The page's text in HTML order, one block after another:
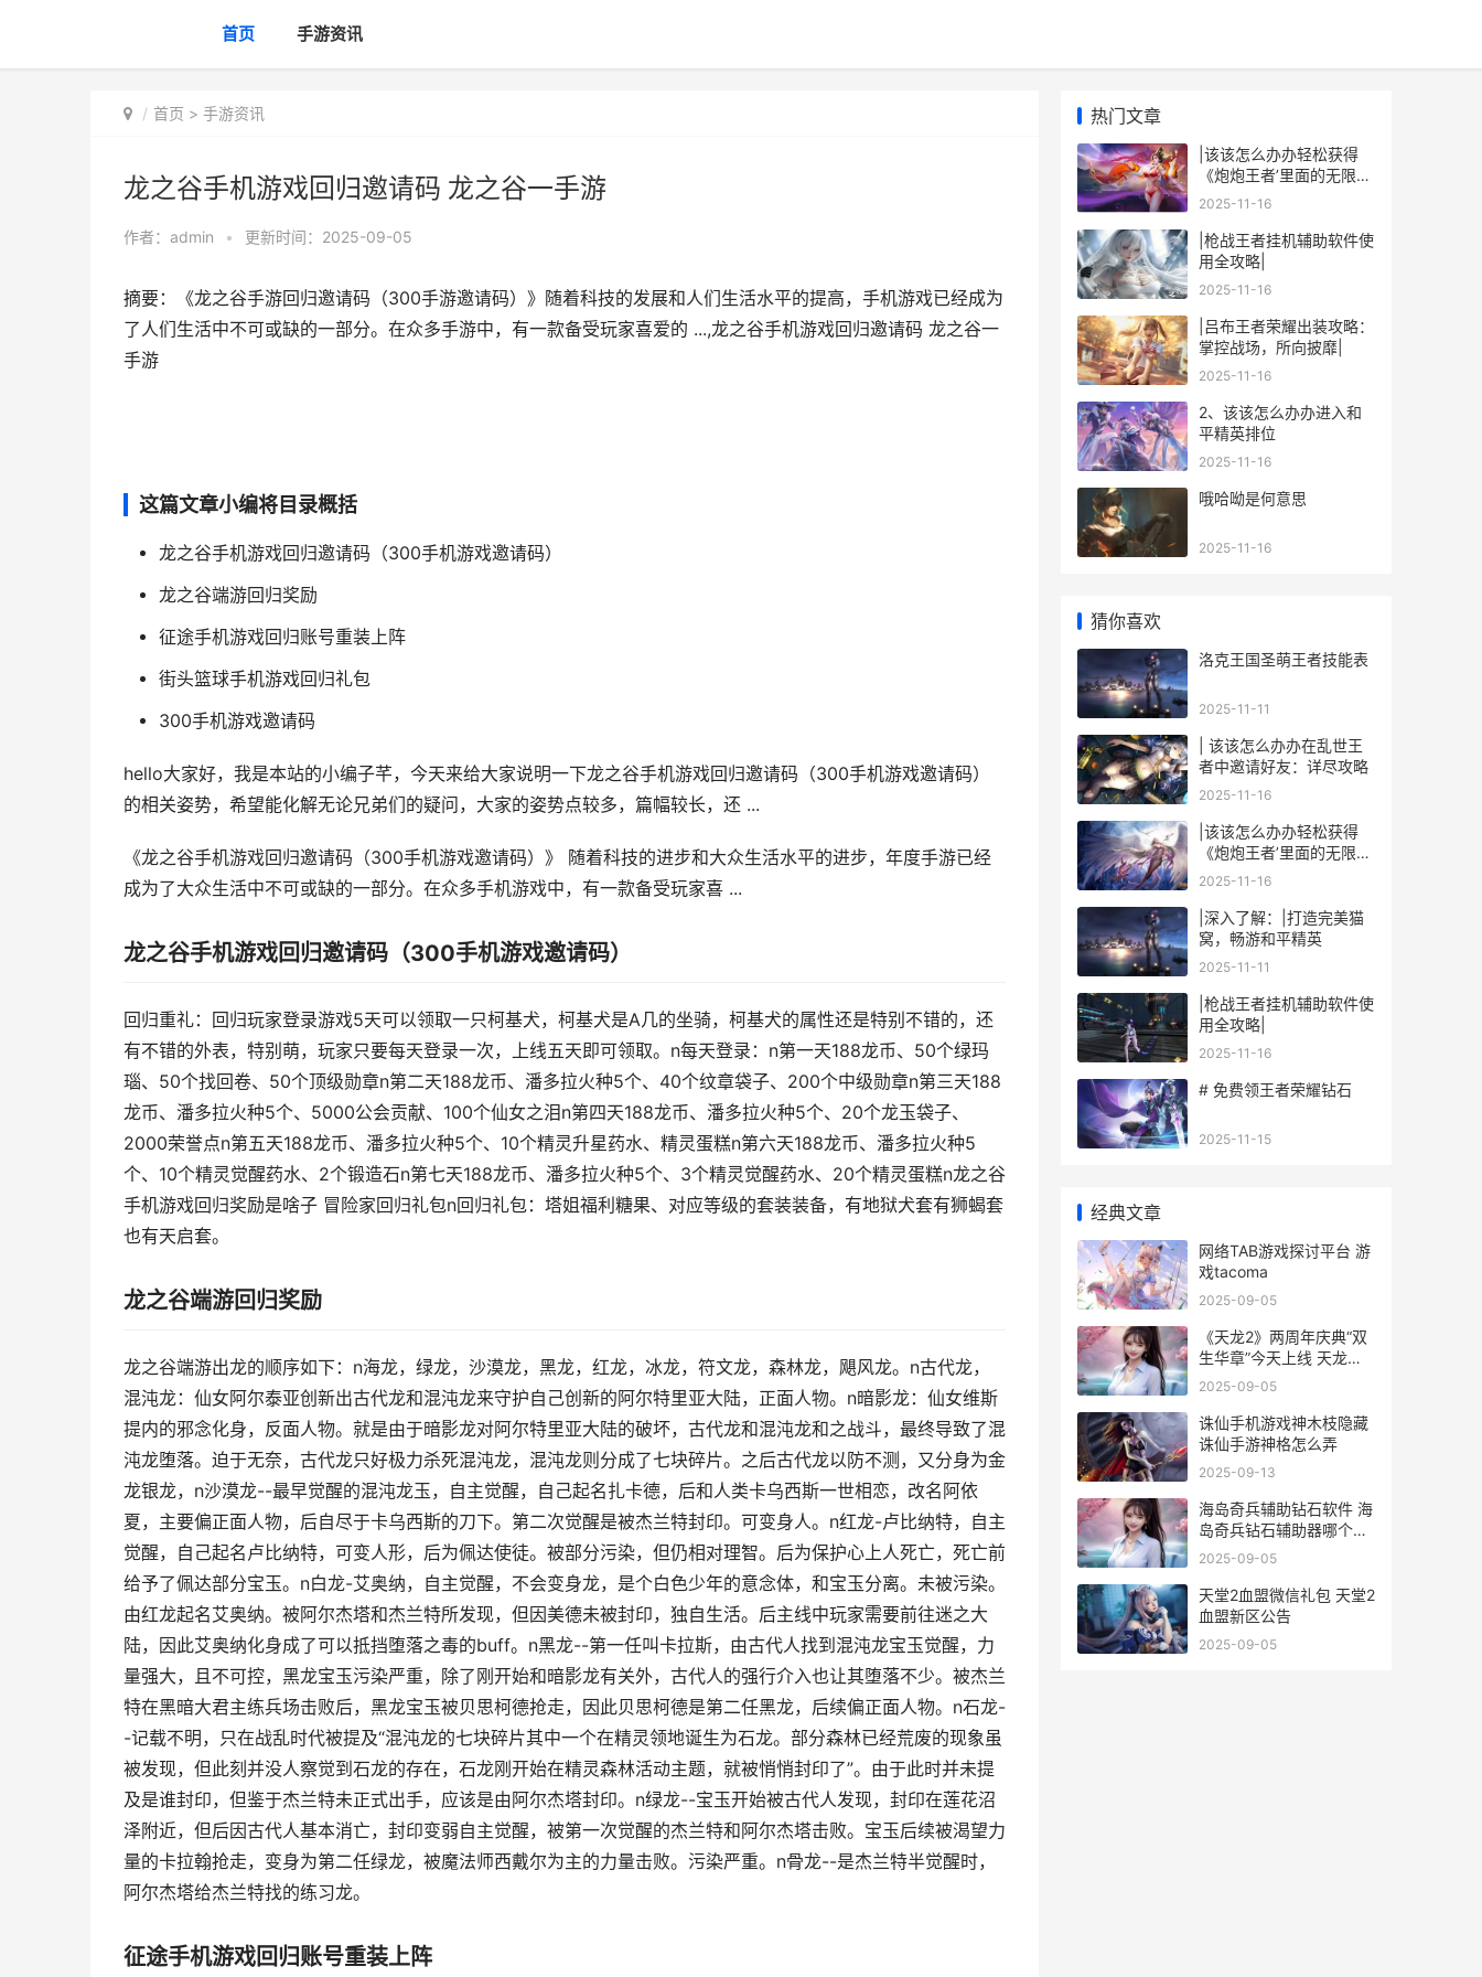
首页 手游资讯
首页 > 手游资讯
龙之谷手机游戏回归邀请码 龙之谷一手游
作者： admin • 更新时间：2025-09-05
摘要：《龙之谷手游回归邀请码（300手游邀请码）》随着科技的发展和人们生活水平的提高，手机游戏已经成为
了人们生活中不可或缺的一部分。在众多手游中，有一款备受玩家喜爱的 ...,龙之谷手机游戏回归邀请码 龙之谷一
手游
这篇文章小编将目录概括
龙之谷手机游戏回归邀请码（300手机游戏邀请码）
龙之谷端游回归奖励
征途手机游戏回归账号重装上阵
街头篮球手机游戏回归礼包
300手机游戏邀请码
hello大家好，我是本站的小编子芊，今天来给大家说明一下龙之谷手机游戏回归邀请码（300手机游戏邀请码）
的相关姿势，希望能化解无论兄弟们的疑问，大家的姿势点较多，篇幅较长，还 ...
《龙之谷手机游戏回归邀请码（300手机游戏邀请码）》 随着科技的进步和大众生活水平的进步，年度手游已经
成为了大众生活中不可或缺的一部分。在众多手机游戏中，有一款备受玩家喜 ...
龙之谷手机游戏回归邀请码（300手机游戏邀请码）
回归重礼：回归玩家登录游戏5天可以领取一只柯基犬，柯基犬是A几的坐骑，柯基犬的属性还是特别不错的，还
有不错的外表，特别萌，玩家只要每天登录一次，上线五天即可领取。n每天登录：n第一天188龙币、50个绿玛
瑙、50个找回卷、50个顶级勋章n第二天188龙币、潘多拉火种5个、40个纹章袋子、200个中级勋章n第三天188
龙币、潘多拉火种5个、5000公会贡献、100个仙女之泪n第四天188龙币、潘多拉火种5个、20个龙玉袋子、
2000荣誉点n第五天188龙币、潘多拉火种5个、10个精灵升星药水、精灵蛋糕n第六天188龙币、潘多拉火种5
个、10个精灵觉醒药水、2个锻造石n第七天188龙币、潘多拉火种5个、3个精灵觉醒药水、20个精灵蛋糕n龙之谷
手机游戏回归奖励是啥子 冒险家回归礼包n回归礼包：塔姐福利糖果、对应等级的套装装备，有地狱犬套有狮蝎套
也有天启套。
龙之谷端游回归奖励
龙之谷端游出龙的顺序如下：n海龙，绿龙，沙漠龙，黑龙，红龙，冰龙，符文龙，森林龙，飓风龙。n古代龙，
混沌龙：仙女阿尔泰亚创新出古代龙和混沌龙来守护自己创新的阿尔特里亚大陆，正面人物。n暗影龙：仙女维斯
提内的邪念化身，反面人物。就是由于暗影龙对阿尔特里亚大陆的破坏，古代龙和混沌龙和之战斗，最终导致了混
沌龙堕落。迫于无奈，古代龙只好极力杀死混沌龙，混沌龙则分成了七块碎片。之后古代龙以防不测，又分身为金
龙银龙，n沙漠龙--最早觉醒的混沌龙玉，自主觉醒，自己起名扎卡德，后和人类卡乌西斯一世相恋，改名阿依
夏，主要偏正面人物，后自尽于卡乌西斯的刀下。第二次觉醒是被杰兰特封印。可变身人。n红龙-卢比纳特，自主
觉醒，自己起名卢比纳特，可变人形，后为佩达使徒。被部分污染，但仍相对理智。后为保护心上人死亡，死亡前
给予了佩达部分宝玉。n白龙-艾奥纳，自主觉醒，不会变身龙，是个白色少年的意念体，和宝玉分离。未被污染。
由红龙起名艾奥纳。被阿尔杰塔和杰兰特所发现，但因美德未被封印，独自生活。后主线中玩家需要前往迷之大
陆，因此艾奥纳化身成了可以抵挡堕落之毒的buff。n黑龙--第一任叫卡拉斯，由古代人找到混沌龙宝玉觉醒，力
量强大，且不可控，黑龙宝玉污染严重，除了刚开始和暗影龙有关外，古代人的强行介入也让其堕落不少。被杰兰
特在黑暗大君主练兵场击败后，黑龙宝玉被贝思柯德抢走，因此贝思柯德是第二任黑龙，后续偏正面人物。n石龙-
-记载不明，只在战乱时代被提及“混沌龙的七块碎片其中一个在精灵领地诞生为石龙。部分森林已经荒废的现象虽
被发现，但此刻并没人察觉到石龙的存在，石龙刚开始在精灵森林活动主题，就被悄悄封印了”。由于此时并未提
及是谁封印，但鉴于杰兰特未正式出手，应该是由阿尔杰塔封印。n绿龙--宝玉开始被古代人发现，封印在莲花沼
泽附近，但后因古代人基本消亡，封印变弱自主觉醒，被第一次觉醒的杰兰特和阿尔杰塔击败。宝玉后续被渴望力
量的卡拉翰抢走，变身为第二任绿龙，被魔法师西戴尔为主的力量击败。污染严重。n骨龙--是杰兰特半觉醒时，
阿尔杰塔给杰兰特找的练习龙。
征途手机游戏回归账号重装上阵
热门文章
|该该怎么办办轻松获得
《炮炮王者’里面的无限金
币和星星|
2025-11-16
|枪战王者挂机辅助软件使
用全攻略|
2025-11-16
|吕布王者荣耀出装攻略：
掌控战场，所向披靡|
2025-11-16
2、该该怎么办办进入和
平精英排位
2025-11-16
哦哈呦是何意思
2025-11-16
猜你喜欢
洛克王国圣萌王者技能表
2025-11-11
| 该该怎么办办在乱世王
者中邀请好友：详尽攻略
2025-11-16
|该该怎么办办轻松获得
《炮炮王者’里面的无限金
币和星星|
2025-11-16
|深入了解：|打造完美猫
窝，畅游和平精英
2025-11-11
|枪战王者挂机辅助软件使
用全攻略|
2025-11-16
# 免费领王者荣耀钻石
2025-11-15
经典文章
网络TAB游戏探讨平台 游
戏tacoma
2025-09-05
《天龙2》两周年庆典“双
生华章”今天上线 天龙八
部2
2025-09-05
诛仙手机游戏神木枝隐藏
诛仙手游神格怎么弄
2025-09-13
海岛奇兵辅助钻石软件 海
岛奇兵钻石辅助器哪个好
用
2025-09-05
天堂2血盟微信礼包 天堂2
血盟新区公告
2025-09-05